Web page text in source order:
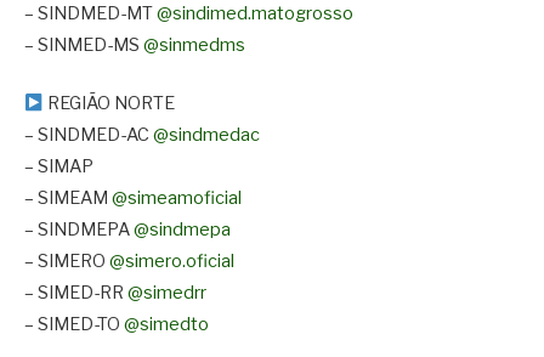
– SINDMED-MT@sindimed.matogrosso
– SINMED-MS @sinmedms
REGIÃO NORTE
– SINDMED-AC @sindmedac
– SIMAP
– SIMEAM @simeamoficial
– SINDMEPA@sindmepa
– SIMERO @simero.oficial
– SIMED-RR @simedrr
– SIMED-TO @simedto